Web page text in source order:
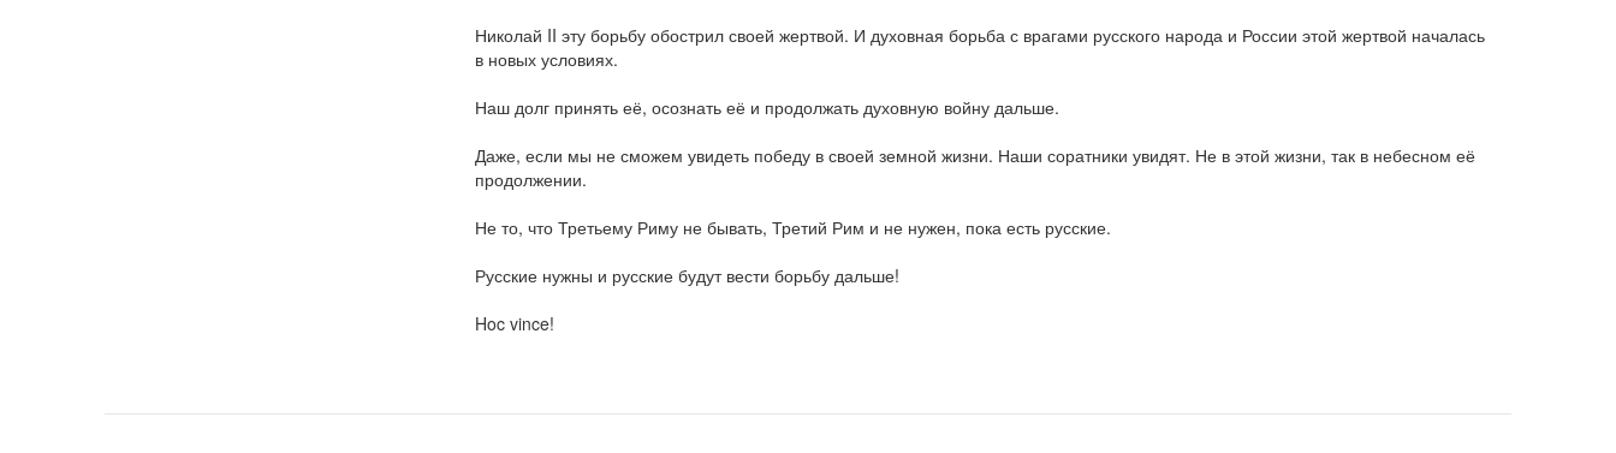
Николай II эту борьбу обострил своей жертвой. И духовная борьба с врагами русского народа и России этой жертвой началась
в новых условиях.
Наш долг принять её, осознать её и продолжать духовную войну дальше.
Даже, если мы не сможем увидеть победу в своей земной жизни. Наши соратники увидят. Не в этой жизни, так в небесном её
продолжении.
Не то, что Третьему Риму не бывать, Третий Рим и не нужен, пока есть русские.
Русские нужны и русские будут вести борьбу дальше!
Hoc vince!